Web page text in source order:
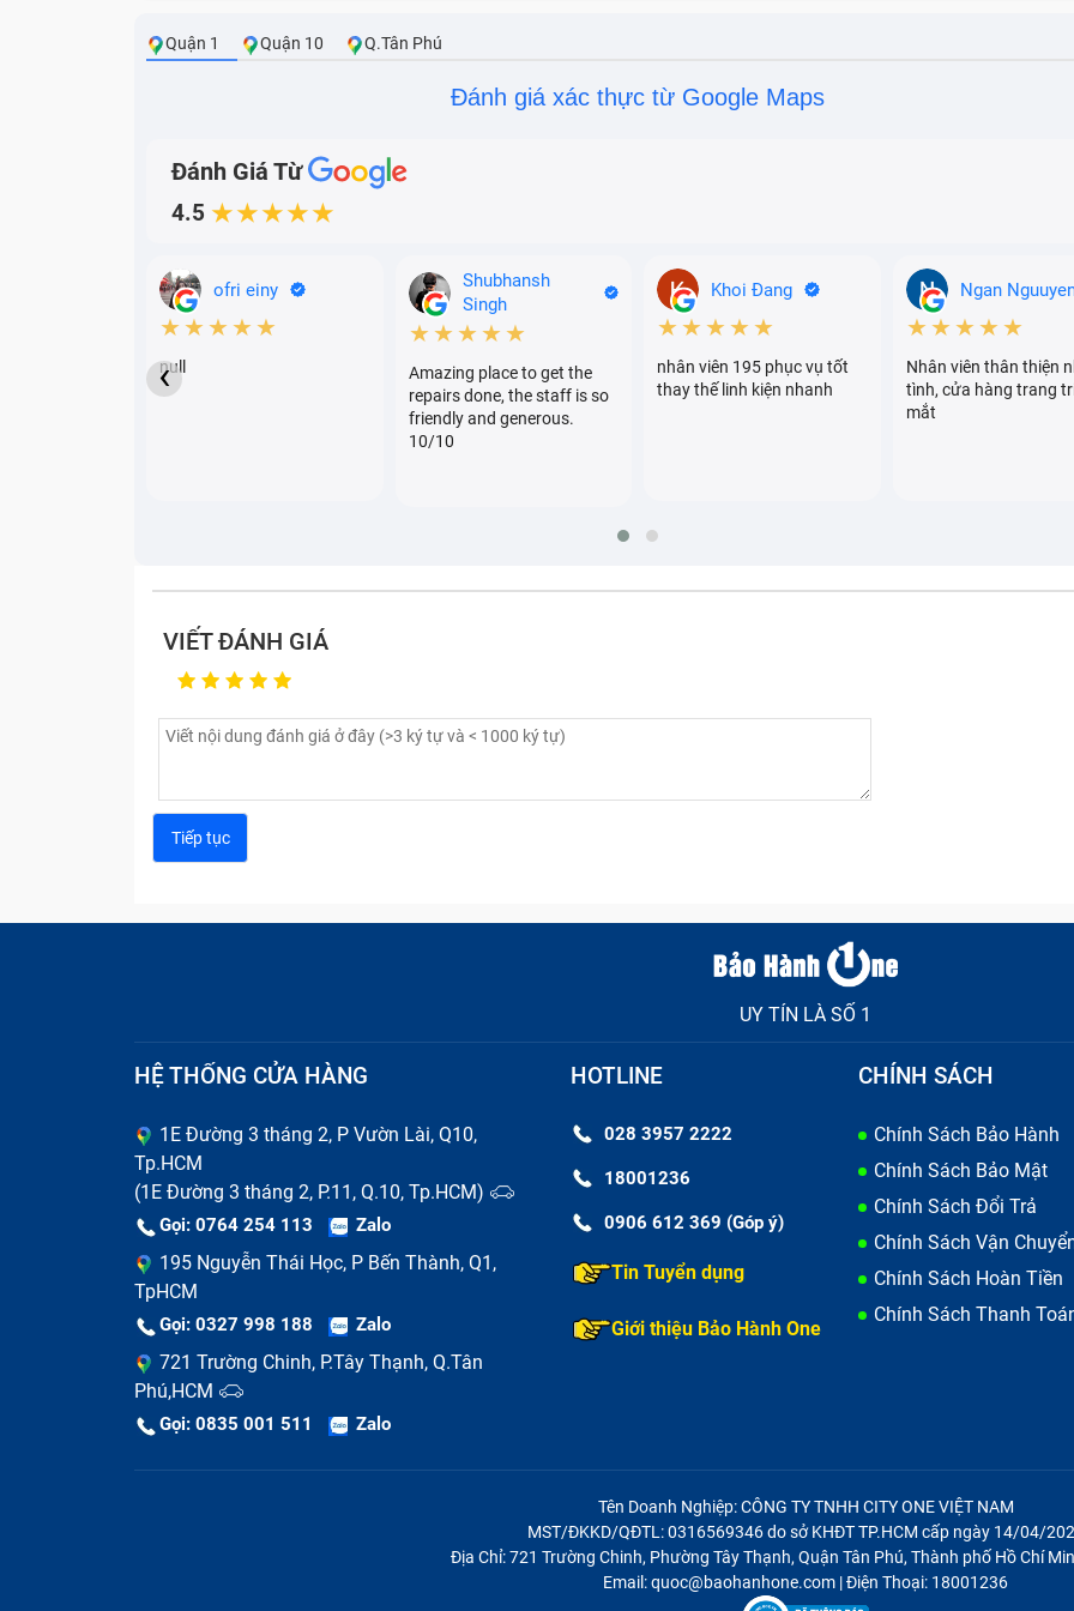
Pin đang sạc nhưng khi rút sạc ra thì laptop bị mất nguồn.
Viên pin chết, hoặc phồng pin.
Nếu thấy máy tính có các dấu hiệu trên, bạn cần thay ngay pin laptop để tránh xảy ra lỗi nặng hơn sau
Tại sao bạn nên thay pin laptop HP Envy 14-U ngay bây giờ?
Pin laptop chai nó sẽ phồng lên và theo thời gian sẽ ảnh hưởng đến bàn phím và bàn di chuột, khiến
phím ghồ ghề khi gõ phím sẽ cảm thấy rất khó chịu. Thay pin sớm sẽ giúp cho bạn đảm bảo các
khác của laptop không bị hư hại.
Khi một chiếc pin laptop HP Envy 14-U bị chai bạn sẽ phải cắm sạc laptop dường như mọi lúc mỗi
dụng hay bất tiện tìm ổ cắm điện ở nơi làm việc. Việc cắm điện liên tục như vậy sẽ gây nguy hiểm
dòng điện không ổn định hoặc chập chờn. Thay pin laptop sẽ giúp bạn giải quyết những vấn đề đó, bạn
yên tâm tập trung làm việc, nâng cao năng suất trong thời gian dài và hiệu quả hơn, tiết kiệm thời gian
và có thể làm việc ở bất cứ đâu mà không phải lo nghĩ việc tìm ổ cắm điện.
mainboard và ổ cứng,... lúc này bạn sẽ phải tốn nhiều tiền hơn để sửa chữa laptop HP Envy 14-U.
Quận 1 Quận 10 Q.Tân Phú
Đánh giá xác thực từ Google Maps
Đánh Giá Từ
4.5 ★★★★★
ofri einy
★★★★★
null
Shubhansh
Singh
★★★★★
Amazing place to get the
repairs done, the staff is so
friendly and generous.
10/10
Khoi Đang
★★★★★
nhân viên 195 phục vụ tốt
thay thế linh kiện nhanh
Ngan
★★★★★
Nhân viên thân thiện
tình, cửa hàng trang
mắt
‹
VIẾT ĐÁNH GIÁ
UY TÍN LÀ SỐ 1
HỆ THỐNG CỬA HÀNG
1E Đường 3 tháng 2, P Vườn Lài, Q10,
Tp.HCM
(1E Đường 3 tháng 2, P.11, Q.10, Tp.HCM)
Gọi: 0764 254 113 Zalo
195 Nguyễn Thái Học, P Bến Thành, Q1,
TpHCM
Gọi: 0327 998 188 Zalo
721 Trường Chinh, P.Tây Thạnh, Q.Tân
Phú,HCM
Gọi: 0835 001 511 Zalo
HOTLINE
028 3957 2222
18001236
0906 612 369 (Góp ý)
Tin Tuyển dụng
Giới thiệu Bảo Hành One
CHÍNH SÁCH
Chính Sách Bảo Hành
Chính Sách Bảo Mật
Chính Sách Đổi Trả
Chính Sách Vận
Chính Sách Hoàn Tiền
Chính Sách Thanh
Tên Doanh Nghiệp: CÔNG TY TNHH CITY ONE VIỆT NAM
MST/ĐKKD/QĐTL: 0316569346 do sở KHĐT TP.HCM cấp ngày 14/04/
Địa Chỉ: 721 Trường Chinh, Phường Tây Thạnh, Quận Tân Phú, Thành phố Hồ Chí
Email: quoc@baohanhone.com | Điện Thoại: 18001236